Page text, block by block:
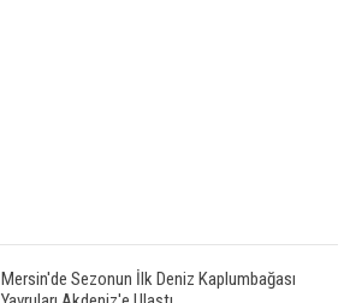
Mersin'de Sezonun İlk Deniz Kaplumbağası